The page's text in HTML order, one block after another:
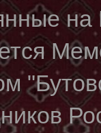
на